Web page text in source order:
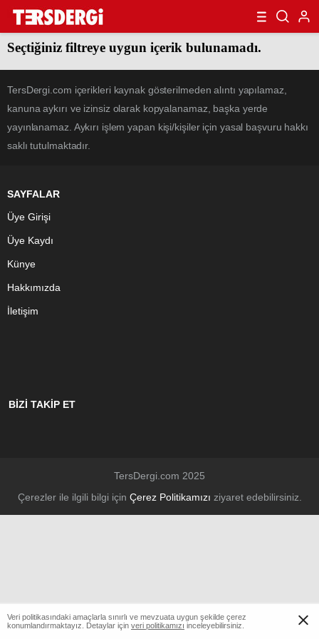
Seçtiğiniz filtreye uygun içerik bulunamadı.
TersDergi.com içerikleri kaynak gösterilmeden alıntı yapılamaz,
kanuna aykırı ve izinsiz olarak kopyalanamaz, başka yerde
yayınlanamaz. Aykırı işlem yapan kişi/kişiler için yasal başvuru hakkı
saklı tutulmaktadır.
SAYFALAR
Üye Girişi
Üye Kaydı
Künye
Hakkımızda
İletişim
BİZİ TAKİP ET
TersDergi.com 2025
Çerezler ile ilgili bilgi için Çerez Politikamızı ziyaret edebilirsiniz.
Veri politikasındaki amaçlarla sınırlı ve mevzuata uygun şekilde çerez
konumlandırmaktayız. Detaylar için veri politikamızı inceleyebilirsiniz.